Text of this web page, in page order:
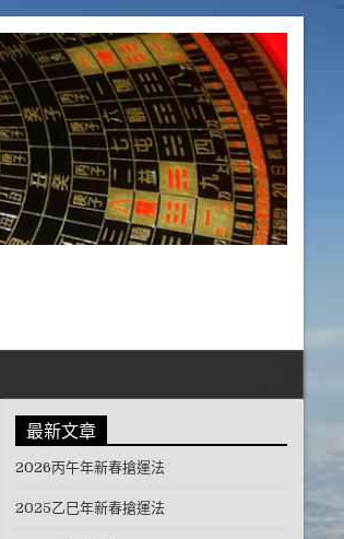
最新文章
2026丙午年新春搶運法
2025乙巳年新春搶運法